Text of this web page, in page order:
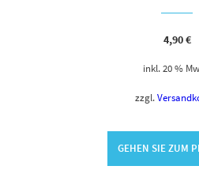
4,90€
inkl. 20 %
zzgl.
GEHEN SIE ZUM